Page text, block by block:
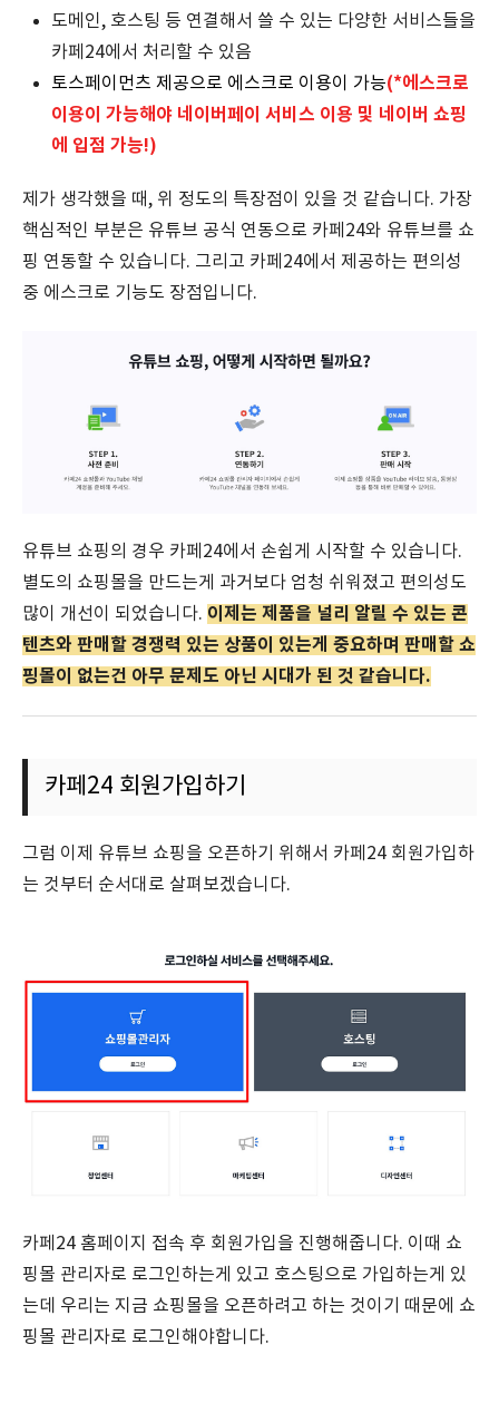
도메인, 호스팅 등 연결해서 쓸 수 있는 다양한 서비스들을
카페24에서 처리할 수 있음
토스페이먼츠 제공으로 에스크로 이용이 가능(*에스크로
이용이 가능해야 네이버페이 서비스 이용 및 네이버 쇼핑
에 입점 가능!)
제가 생각했을 때, 위 정도의 특장점이 있을 것 같습니다. 가장
핵심적인 부분은 유튜브 공식 연동으로 카페24와 유튜브를 쇼
핑 연동할 수 있습니다. 그리고 카페24에서 제공하는 편의성
중 에스크로 기능도 장점입니다.
유튜브 쇼핑의 경우 카페24에서 손쉽게 시작할 수 있습니다.
별도의 쇼핑몰을 만드는게 과거보다 엄청 쉬워졌고 편의성도
많이 개선이 되었습니다. 이제는 제품을 널리 알릴 수 있는 콘
텐츠와 판매할 경쟁력 있는 상품이 있는게 중요하며 판매할 쇼
핑몰이 없는건 아무 문제도 아닌 시대가 된 것 같습니다.
카페24 회원가입하기
그럼 이제 유튜브 쇼핑을 오픈하기 위해서 카페24 회원가입하
는 것부터 순서대로 살펴보겠습니다.
카페24 홈페이지 접속 후 회원가입을 진행해줍니다. 이때 쇼
핑몰 관리자로 로그인하는게 있고 호스팅으로 가입하는게 있
는데 우리는 지금 쇼핑몰을 오픈하려고 하는 것이기 때문에 쇼
핑몰 관리자로 로그인해야합니다.